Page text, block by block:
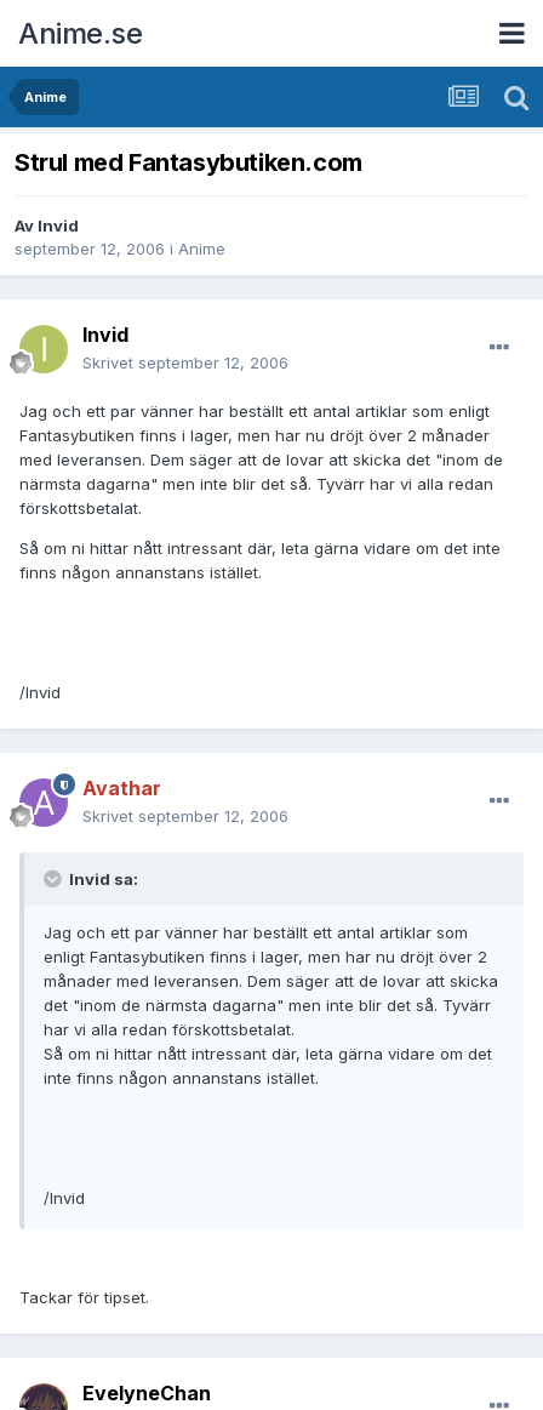
Anime.se
Anime
Strul med Fantasybutiken.com
Av Invid
september 12, 2006 i Anime
Invid
Skrivet september 12, 2006
Jag och ett par vänner har beställt ett antal artiklar som enligt
Fantasybutiken finns i lager, men har nu dröjt över 2 månader
med leveransen. Dem säger att de lovar att skicka det "inom de
närmsta dagarna" men inte blir det så. Tyvärr har vi alla redan
förskottsbetalat.
Så om ni hittar nått intressant där, leta gärna vidare om det inte
finns någon annanstans istället.
/Invid
Avathar
Skrivet september 12, 2006
Invid sa:
Jag och ett par vänner har beställt ett antal artiklar som
enligt Fantasybutiken finns i lager, men har nu dröjt över 2
månader med leveransen. Dem säger att de lovar att skicka
det "inom de närmsta dagarna" men inte blir det så. Tyvärr
har vi alla redan förskottsbetalat.
Så om ni hittar nått intressant där, leta gärna vidare om det
inte finns någon annanstans istället.
/Invid
Tackar för tipset.
EvelyneChan